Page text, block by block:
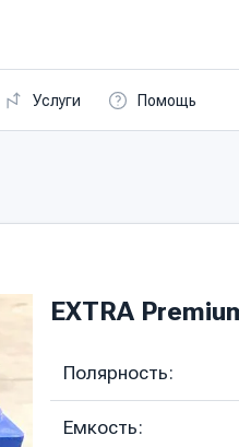
Услуги Помощь
EXTRA
Полярность:
Емкость: